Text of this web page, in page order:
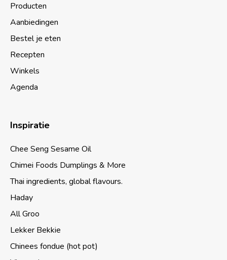
Producten
Aanbiedingen
Bestel je eten
Recepten
Winkels
Agenda
Inspiratie
Chee Seng Sesame Oil
Chimei Foods Dumplings & More
Thai ingredients, global flavours.
Haday
All Groo
Lekker Bekkie
Chinees fondue (hot pot)